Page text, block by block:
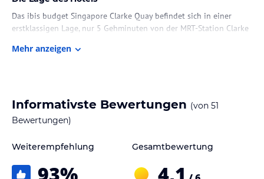
Das ibis budget Singapore Clarke Quay befindet sich in einer
erstklassigen Lage, nur 5 Gehminuten von der MRT-Station Clarke
eine gute Anbindung an die wichtigsten Sehenswürdigkeiten und
Fuß erreichbar sind.
Zimmer / Unterbringung im Hotel
Die klimatisierten Zimmer im ibis budget Singapore Clarke Quay
Tee- und Kaffeezubehör sowie einen Flachbild-Kabel-TV. Das
Mehr anzeigen
Informativste Bewertungen (von 51
Bewertungen)
Weiterempfehlung Gesamtbewertung